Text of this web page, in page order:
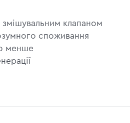
клапаном
споживання
менше